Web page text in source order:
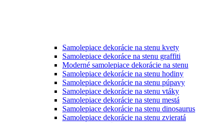
Samolepiace dekorácie na stenu kvety
Samolepiace dekoráce na stenu graffiti
Moderné samolepiace dekorácie na stenu
Samolepiace dekorácie na stenu hodiny
Samolepiace dekorácie na stenu púpavy
Samolepiace dekorácie na stenu vtáky
Samolepiace dekorácie na stenu mestá
Samolepiace dekorácie na stenu dinosaurus
Samolepiace dekorácie na stenu zvieratá